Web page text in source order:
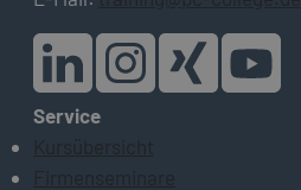
Service
Kursübersicht
Firmenseminare